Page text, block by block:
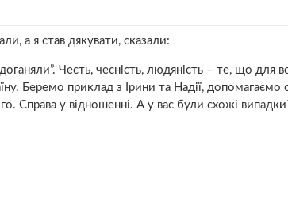
а я став дякувати, сказали:
Честь, чесність, людяність – те, що для
Беремо приклад з Ірини та Надії, допомагаємо
Справа у відношенні. А у вас були схожі